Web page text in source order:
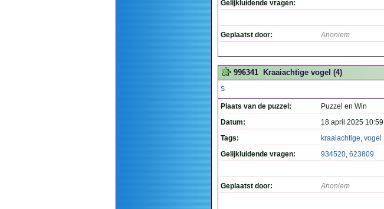
Gelijkluidende vragen:
Geplaatst door: Anoniem
996341 Kraaiachtige vogel (4)
S
Plaats van de puzzel:
Puzzel en Win
Datum:
18 april 2025 10:59
Tags:
kraaiachtige, vogel
Gelijkluidende vragen:
934520, 623809
Geplaatst door: Anoniem